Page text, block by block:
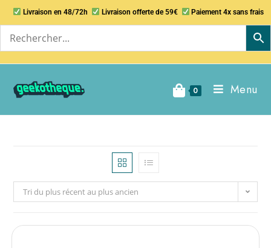
Livraison en 48/72h Livraison offerte de 59€ Paiement 4x sans frais
0 Menu
Tri du plus récent au plus ancien